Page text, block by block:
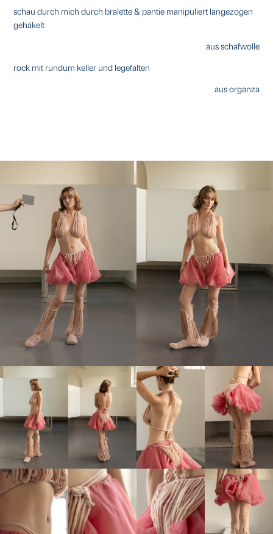
schau durch mich durch bralette & pantie manipuliert langezogen
gehäkelt
aus schafwolle
rock mit rundum keller und legefalten
aus organza